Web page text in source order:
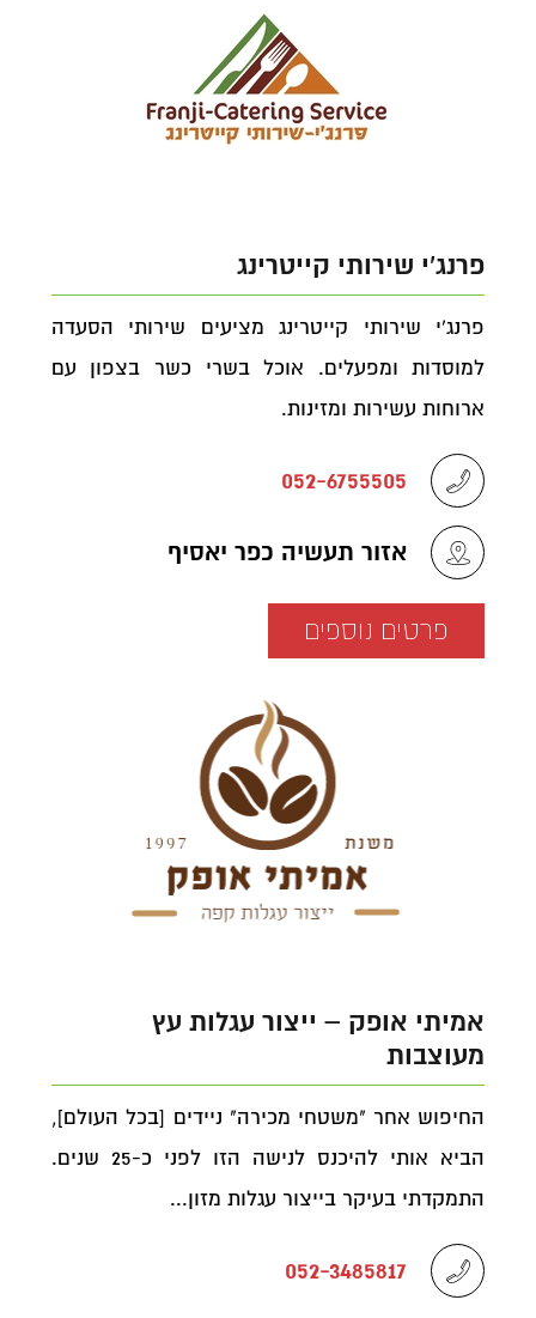
פרנג'י שירותי קייטרינג
פרנג'י שירותי קייטרינג מציעים שירותי הסעדה
למוסדות ומפעלים. אוכל בשרי כשר בצפון עם
ארוחות עשירות ומזינות.
052-6755505
אזור תעשיה כפר יאסיף
פרטים נוספים
אמיתי אופק – ייצור עגלות עץ
מעוצבות
החיפוש אחר "משטחי מכירה" ניידים [בכל העולם],
הביא אותי להיכנס לנישה הזו לפני כ-25 שנים.
התמקדתי בעיקר בייצור עגלות מזון...
052-3485817